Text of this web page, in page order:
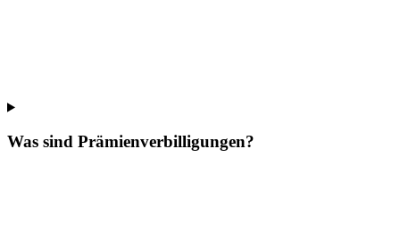
Was sind Prämienverbilligungen?